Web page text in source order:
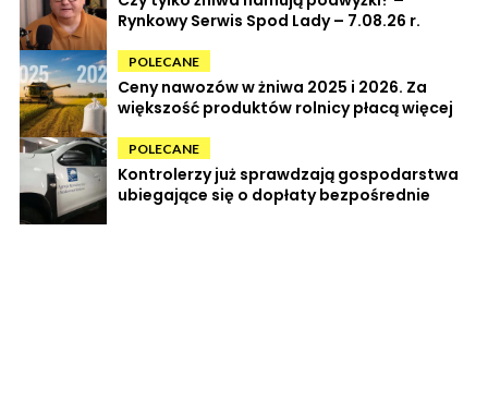
Rynkowy Serwis Spod Lady – 7.08.26 r.
POLECANE
Ceny nawozów w żniwa 2025 i 2026. Za
większość produktów rolnicy płacą więcej
POLECANE
Kontrolerzy już sprawdzają gospodarstwa
ubiegające się o dopłaty bezpośrednie